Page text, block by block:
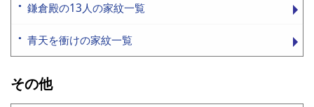
鎌倉殿の13人の家紋一覧
青天を衝けの家紋一覧
その他